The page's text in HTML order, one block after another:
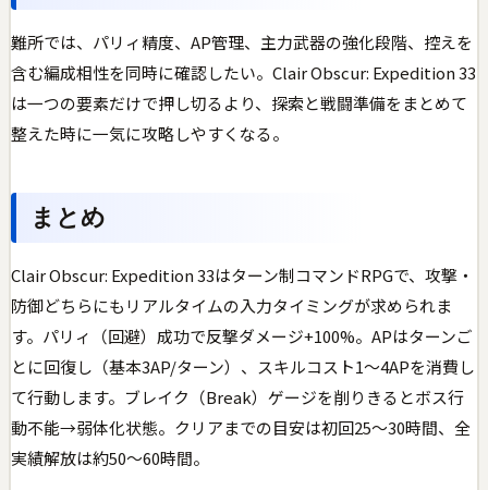
難所では、パリィ精度、AP管理、主力武器の強化段階、控えを
含む編成相性を同時に確認したい。Clair Obscur: Expedition 33
は一つの要素だけで押し切るより、探索と戦闘準備をまとめて
整えた時に一気に攻略しやすくなる。
まとめ
Clair Obscur: Expedition 33はターン制コマンドRPGで、攻撃・
防御どちらにもリアルタイムの入力タイミングが求められま
す。パリィ（回避）成功で反撃ダメージ+100%。APはターンご
とに回復し（基本3AP/ターン）、スキルコスト1〜4APを消費し
て行動します。ブレイク（Break）ゲージを削りきるとボス行
動不能→弱体化状態。クリアまでの目安は初回25〜30時間、全
実績解放は約50〜60時間。